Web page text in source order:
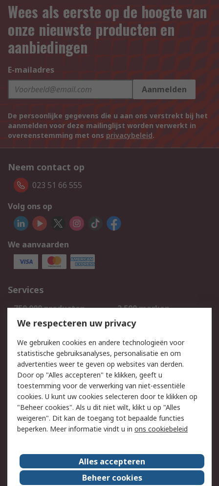
Wees als eerste op de hoogte van
onze nieuwste producten en
aanbiedingen
E-mailadres
Aanmelden
De persoonlijke gegevens die u aan ons verstrekt bij het
aanmelden voor deze mailinglijst worden verwerkt in
overeenstemming met ons privacybeleid.
Neem contact op
023 51 66 555
Volg ons op
We aanvaarden
Services
750.000 producten
2.500 merken
Bestellen
Inkoopoplossingen
Track & Trace
Wettelijk
Cookiebeleid
Email veiligheid
Privacybeleid
Websitevoorwaarden
Algemene
verkoopvoorwaarden
Over RS
RS Group
Over ons
We respecteren uw privacy
We gebruiken cookies en andere technologieën voor
statistische gebruiksanalyses, personalisatie en om
advertenties weer te geven op websites van derden.
Door op "Alles accepteren" te klikken, geeft u
toestemming voor de verwerking van niet-essentiële
cookies. U kunt uw cookies selecteren door te klikken op
"Beheer cookies". Als u dit niet wilt, klikt u op "Alles
weigeren". Dit kan de toegang tot bepaalde functies
beperken. Meer informatie vindt u in ons cookiebeleid
Alles accepteren
Beheer cookies